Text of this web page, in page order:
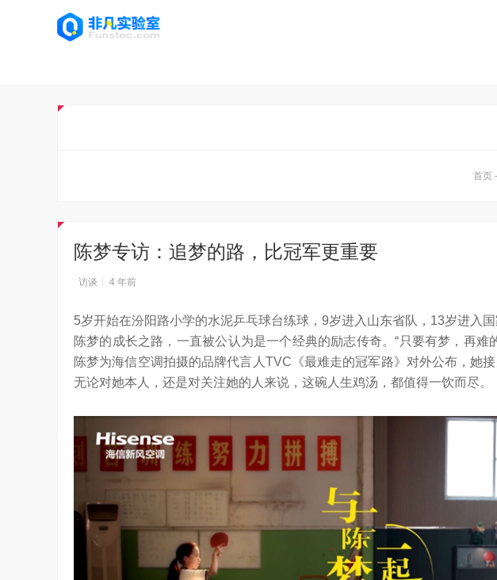
首页 -
陈梦专访：追梦的路，比冠军更重要
访谈 4 年前
5岁开始在汾阳路小学的水泥乒乓球台练球，9岁进入山东省队，13岁进入
陈梦的成长之路，一直被公认为是一个经典的励志传奇。“只要有梦，再难
陈梦为海信空调拍摄的品牌代言人TVC《最难走的冠军路》对外公布，她
无论对她本人，还是对关注她的人来说，这碗人生鸡汤，都值得一饮而尽。